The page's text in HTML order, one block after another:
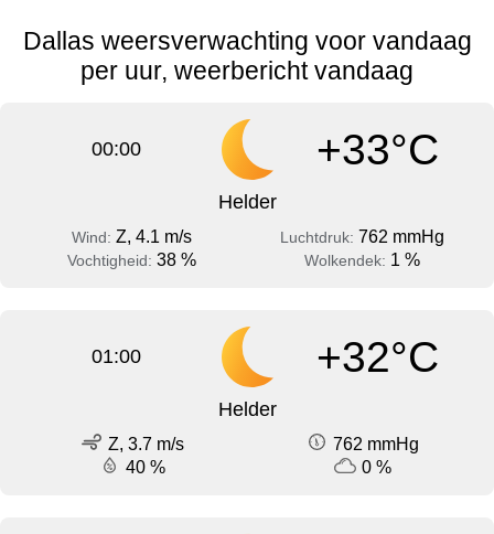
Dallas weersverwachting voor vandaag
per uur, weerbericht vandaag
00:00 +33°C
Helder
Wind: Z, 4.1 m/s Luchtdruk: 762 mmHg
Vochtigheid: 38 % Wolkendek: 1 %
01:00 +32°C
Helder
Z, 3.7 m/s
762 mmHg
40 %
0 %